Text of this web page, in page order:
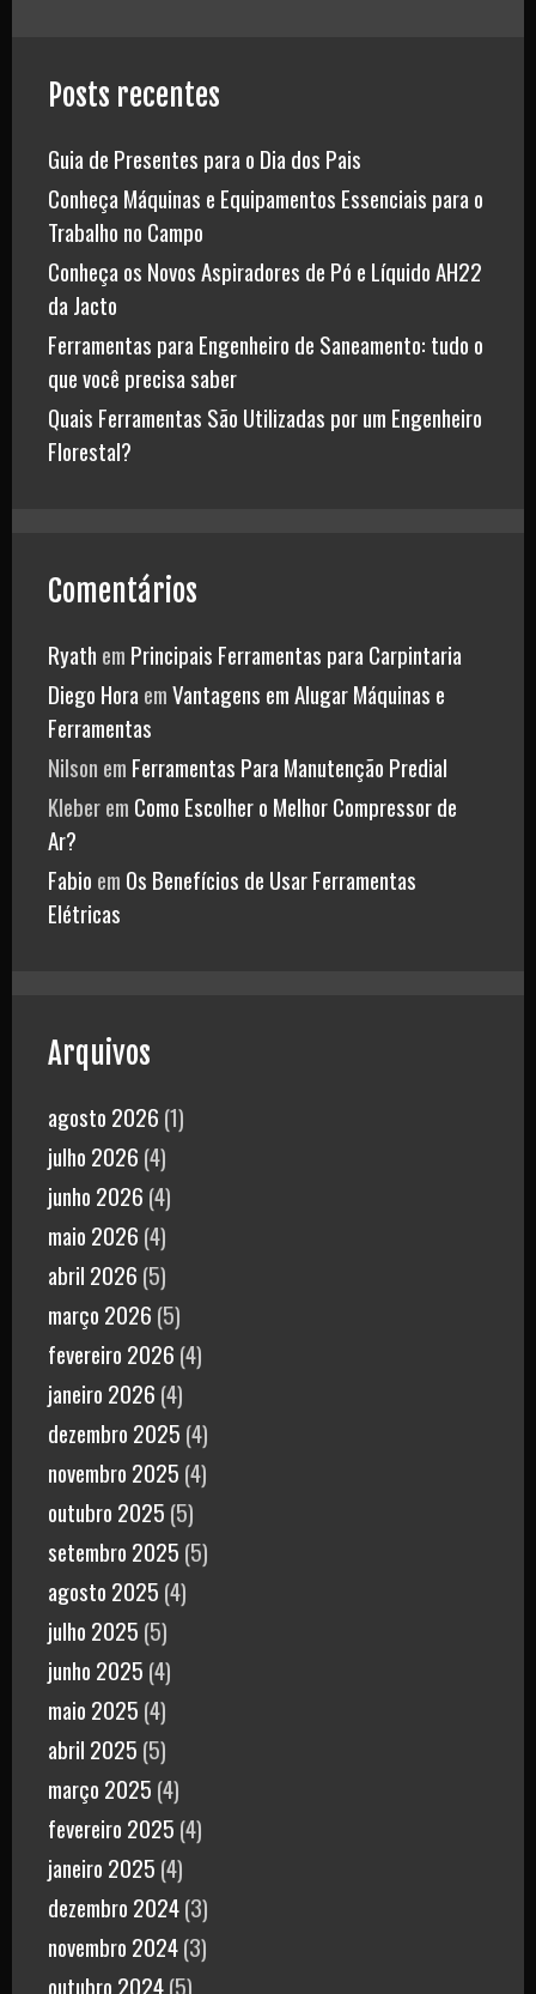
Posts recentes
Guia de Presentes para o Dia dos Pais
Conheça Máquinas e Equipamentos Essenciais para o
Trabalho no Campo
Conheça os Novos Aspiradores de Pó e Líquido AH22
da Jacto
Ferramentas para Engenheiro de Saneamento: tudo o
que você precisa saber
Quais Ferramentas São Utilizadas por um Engenheiro
Florestal?
Comentários
Ryath em Principais Ferramentas para Carpintaria
Diego Hora emVantagens em Alugar Máquinas e
Ferramentas
Nilson em Ferramentas Para Manutenção Predial
Kleberem Como Escolher o Melhor Compressor de
Ar?
Fabio em Os Benefícios de Usar Ferramentas
Elétricas
Arquivos
agosto 2026 (1)
julho 2026 (4)
junho 2026 (4)
maio 2026 (4)
abril 2026 (5)
março 2026 (5)
fevereiro 2026 (4)
janeiro 2026 (4)
dezembro 2025 (4)
novembro 2025 (4)
outubro 2025 (5)
setembro 2025 (5)
agosto 2025 (4)
julho 2025 (5)
junho 2025 (4)
maio 2025 (4)
abril 2025 (5)
março 2025 (4)
fevereiro 2025 (4)
janeiro 2025 (4)
dezembro 2024(3)
novembro 2024(3)
outubro 2024(5)